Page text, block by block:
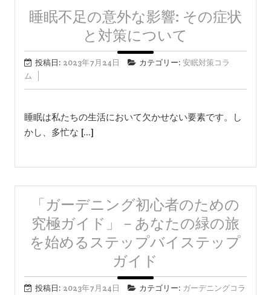
睡眠不足の意外な影響: その症状
と対策について
投稿日: 2023年7月24日 カテゴリー: 安眠対策コラ
ム
睡眠は私たちの生活において欠かせない要素です。し
かし、多忙な […]
「ガーデニング初心者のための
究極ガイド」－あなたの緑の旅
を始めるステップバイステップ
ガイド
投稿日: 2023年7月24日 カテゴリー: ガーデニングコラ